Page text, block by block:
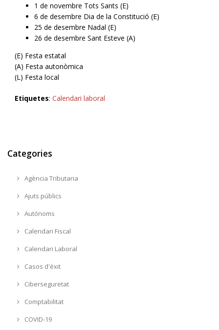
1 de novembre Tots Sants (E)
6 de desembre Dia de la Constitució (E)
25 de desembre Nadal (E)
26 de desembre Sant Esteve (A)
(E) Festa estatal
(A) Festa autonòmica
(L) Festa local
Etiquetes: Calendari laboral
Categories
Agència Tributaria
Ajuts públics
Autónoms
Calendari Fiscal
Calendari Laboral
Casos d'èxit
Ciberseguretat
Comptabilitat
COVID-19